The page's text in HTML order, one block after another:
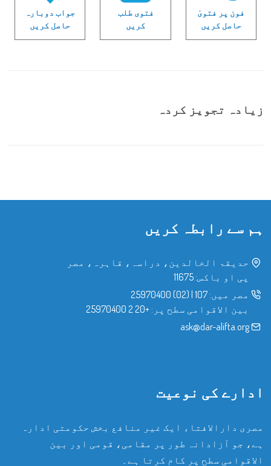
فون پر فتویٰ
حاصل کریں
فتوی طلب
کریں
جواب دوبارہ
حاصل کریں
زیادہ تجویز کردہ
ہم سے رابطہ کریں
حدیقۃ الخالدین، دراسہ، قاہرہ، مصر
پی او باکس: 11675
مصر میں: 107
|
(02) 25970400
بین الاقوامی سطح پر: +20 2 25970400
ask@dar-alifta.org
ادارے کی نوعیت
مصری دارالافتاء ایک غیر منافع بخش حکومتی ادارہ
ہے، جو آزادانہ طور پر مقامی، قومی اور بین
الاقوامی سطح پر کام کرتا ہے۔